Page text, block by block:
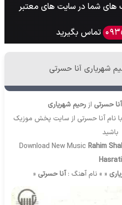
شما در سایت های معتبر
تماس بگیرید
شهریاری آنا حسرتی
آنا حسرتی ازرحیم شهریاری
نام آنا حسرتی از سایت پخش موزیک
باشید
Download New Music Rahim
Hasrati
« » نام آهنگ :آنا حسرتی «